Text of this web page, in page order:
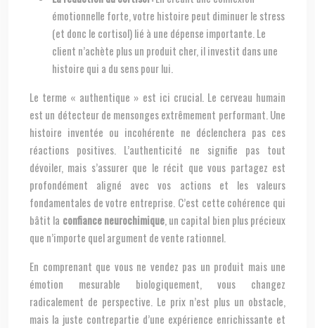
émotionnelle forte, votre histoire peut diminuer le stress
(et donc le cortisol) lié à une dépense importante. Le
client n’achète plus un produit cher, il investit dans une
histoire qui a du sens pour lui.
Le terme « authentique » est ici crucial. Le cerveau humain
est un détecteur de mensonges extrêmement performant. Une
histoire inventée ou incohérente ne déclenchera pas ces
réactions positives. L’authenticité ne signifie pas tout
dévoiler, mais s’assurer que le récit que vous partagez est
profondément aligné avec vos actions et les valeurs
fondamentales de votre entreprise. C’est cette cohérence qui
bâtit la confiance neurochimique, un capital bien plus précieux
que n’importe quel argument de vente rationnel.
En comprenant que vous ne vendez pas un produit mais une
émotion mesurable biologiquement, vous changez
radicalement de perspective. Le prix n’est plus un obstacle,
mais la juste contrepartie d’une expérience enrichissante et